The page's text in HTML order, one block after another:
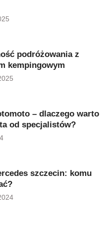
podróżowania z
kempingowym
– dlaczego warto
od specjalistów?
szczecin: komu